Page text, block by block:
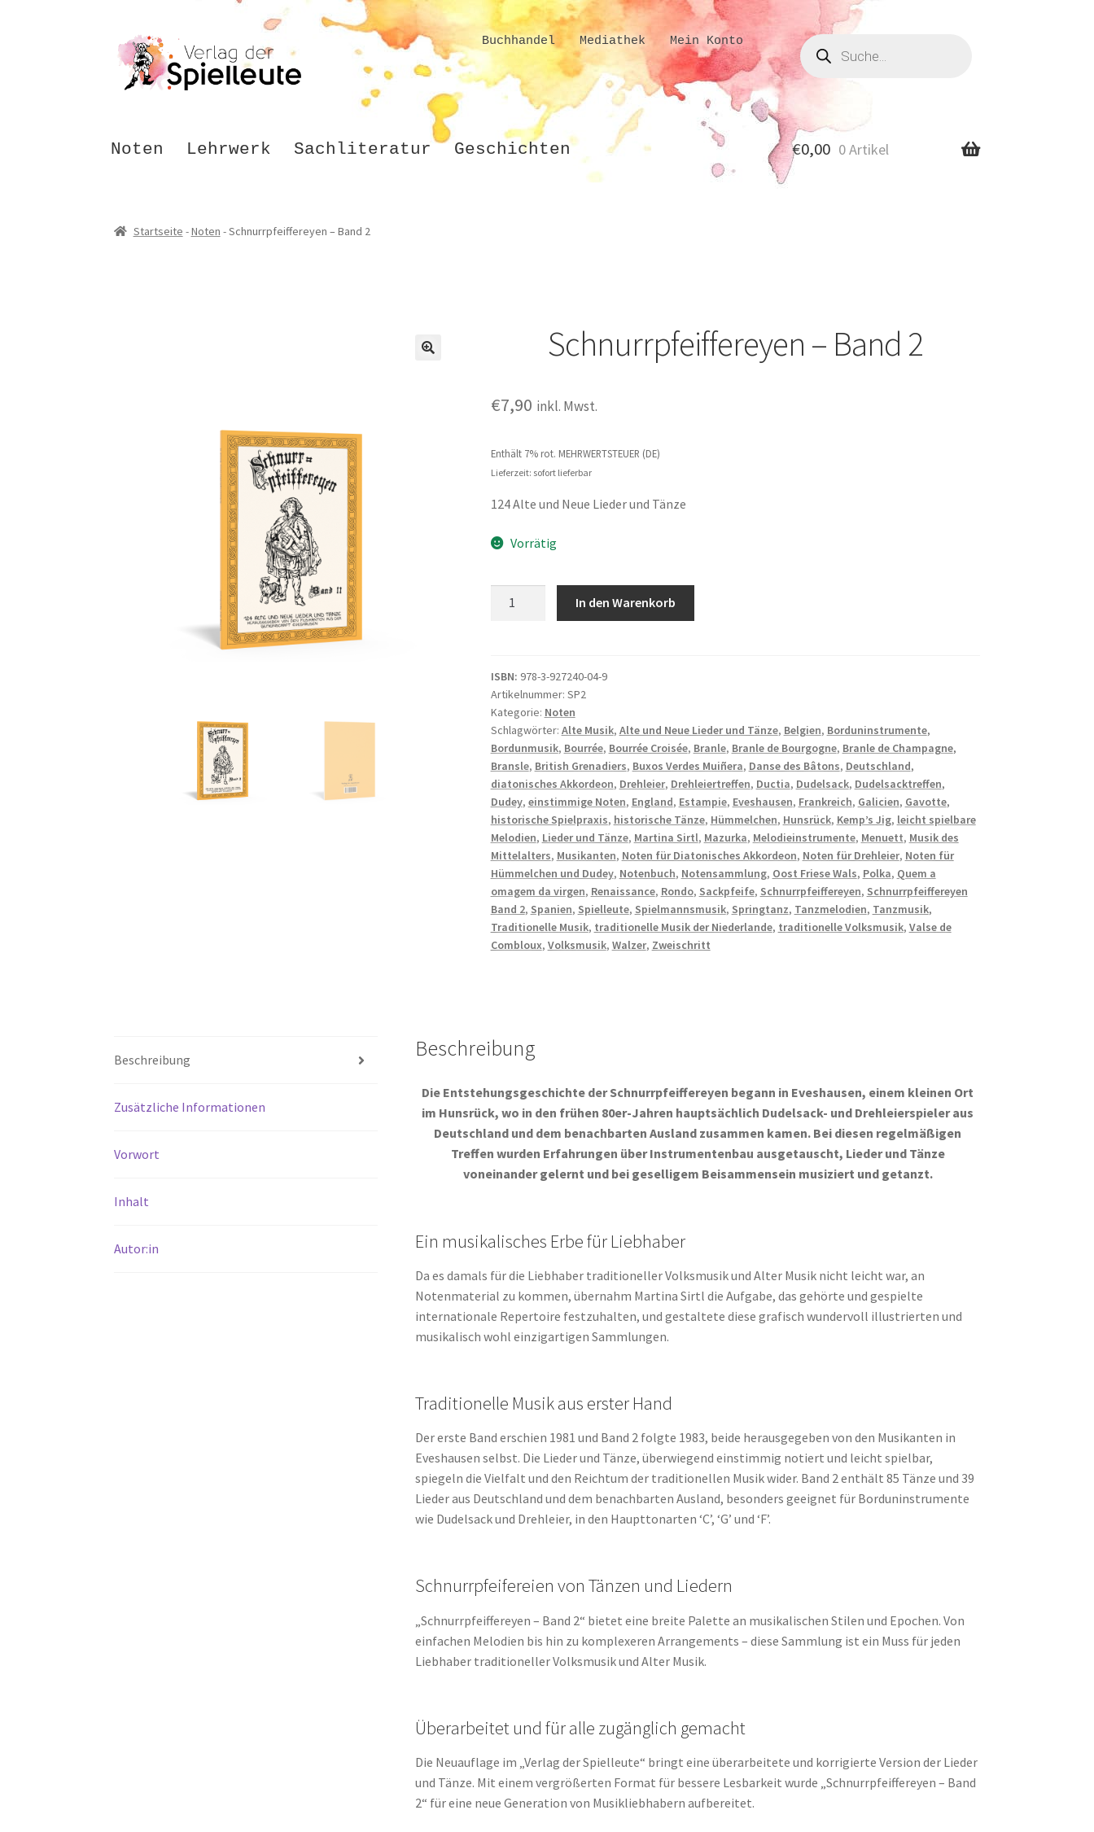
Zur
Navigation
springen
Zum
Inhalt
springen
Buchhandel Mediathek Mein Konto Produkte
suchen
Noten Lehrwerk Sachliteratur Geschichten €0,00 0 Artikel
Startseite -Noten -Schnurrpfeiffereyen – Band 2
Schnurrpfeiffereyen – Band 2
€7,90 inkl. Mwst.
Enthält 7% rot. MEHRWERTSTEUER (DE)
Lieferzeit: sofort lieferbar
124 Alte und Neue Lieder und Tänze
Vorrätig
Menge
In den Warenkorb
ISBN: 978-3-927240-04-9
Artikelnummer: SP2
Kategorie: Noten
Schlagwörter: Alte Musik, Alte und Neue Lieder und Tänze, Belgien, Borduninstrumente,
Bordunmusik, Bourrée, Bourrée Croisée, Branle, Branle de Bourgogne, Branle de Champagne,
Bransle, British Grenadiers, Buxos Verdes Muiñera, Danse des Bâtons, Deutschland,
diatonisches Akkordeon, Drehleier, Drehleiertreffen, Ductia, Dudelsack, Dudelsacktreffen,
Dudey, einstimmige Noten, England, Estampie, Eveshausen, Frankreich, Galicien, Gavotte,
historische Spielpraxis, historische Tänze, Hümmelchen, Hunsrück, Kemp’s Jig, leicht spielbare
Melodien, Lieder und Tänze, Martina Sirtl, Mazurka, Melodieinstrumente, Menuett, Musik des
Mittelalters, Musikanten, Noten für Diatonisches Akkordeon, Noten für Drehleier, Noten für
Hümmelchen und Dudey, Notenbuch, Notensammlung, Oost Friese Wals, Polka, Quem a
omagem da virgen, Renaissance, Rondo, Sackpfeife, Schnurrpfeiffereyen, Schnurrpfeiffereyen
Band 2, Spanien, Spielleute, Spielmannsmusik, Springtanz, Tanzmelodien, Tanzmusik,
Traditionelle Musik, traditionelle Musik der Niederlande, traditionelle Volksmusik, Valse de
Combloux, Volksmusik, Walzer, Zweischritt
Beschreibung
Zusätzliche Informationen
Vorwort
Inhalt
Autor:in
Beschreibung
Die Entstehungsgeschichte der Schnurrpfeiffereyen begann in Eveshausen, einem kleinen Ort
im Hunsrück, wo in den frühen 80er-Jahren hauptsächlich Dudelsack- und Drehleierspieler aus
Deutschland und dem benachbarten Ausland zusammen kamen. Bei diesen regelmäßigen
Treffen wurden Erfahrungen über Instrumentenbau ausgetauscht, Lieder und Tänze
voneinander gelernt und bei geselligem Beisammensein musiziert und getanzt.
Ein musikalisches Erbe für Liebhaber
Da es damals für die Liebhaber traditioneller Volksmusik und Alter Musik nicht leicht war, an
Notenmaterial zu kommen, übernahm Martina Sirtl die Aufgabe, das gehörte und gespielte
internationale Repertoire festzuhalten, und gestaltete diese grafisch wundervoll illustrierten und
musikalisch wohl einzigartigen Sammlungen.
Traditionelle Musik aus erster Hand
Der erste Band erschien 1981 und Band 2 folgte 1983, beide herausgegeben von den Musikanten in
Eveshausen selbst. Die Lieder und Tänze, überwiegend einstimmig notiert und leicht spielbar,
spiegeln die Vielfalt und den Reichtum der traditionellen Musik wider. Band 2 enthält 85 Tänze und 39
Lieder aus Deutschland und dem benachbarten Ausland, besonders geeignet für Borduninstrumente
wie Dudelsack und Drehleier, in den Haupttonarten ‘C’, ‘G’ und ‘F’.
Schnurrpfeifereien von Tänzen und Liedern
„Schnurrpfeiffereyen – Band 2“ bietet eine breite Palette an musikalischen Stilen und Epochen. Von
einfachen Melodien bis hin zu komplexeren Arrangements – diese Sammlung ist ein Muss für jeden
Liebhaber traditioneller Volksmusik und Alter Musik.
Überarbeitet und für alle zugänglich gemacht
Die Neuauflage im „Verlag der Spielleute“ bringt eine überarbeitete und korrigierte Version der Lieder
und Tänze. Mit einem vergrößerten Format für bessere Lesbarkeit wurde „Schnurrpfeiffereyen – Band
2“ für eine neue Generation von Musikliebhabern aufbereitet.